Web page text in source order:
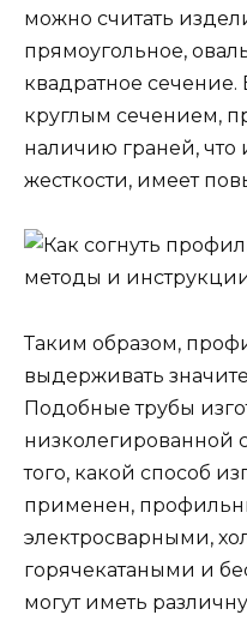
можно считать
прямоугольное,
квадратное сечение.
круглым сечением,
наличию граней, что
жесткости, имеет
Таким образом,
выдерживать
Подобные трубы
низколегированной
того, какой способ
применен,
электросварными,
горячекатаными и
могут иметь